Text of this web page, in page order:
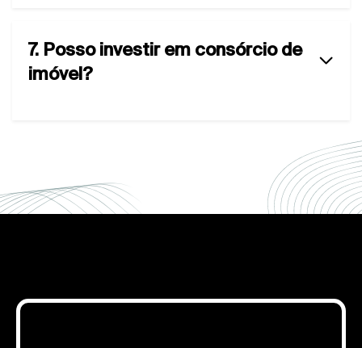
7. Posso investir em consórcio de
imóvel?